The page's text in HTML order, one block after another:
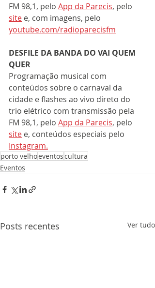
FM 98,1, pelo App da Parecis, pelo
site e, com imagens, pelo
youtube.com/radioparecisfm
DESFILE DA BANDA DO VAI QUEM
QUER
Programação musical com
conteúdos sobre o carnaval da
cidade e flashes ao vivo direto do
trio elétrico com transmissão pela
FM 98,1, pelo App da Parecis, pelo
site e, conteúdos especiais pelo
Instagram.
porto velhoeventoscultura
Eventos
Posts recentes Ver tudo